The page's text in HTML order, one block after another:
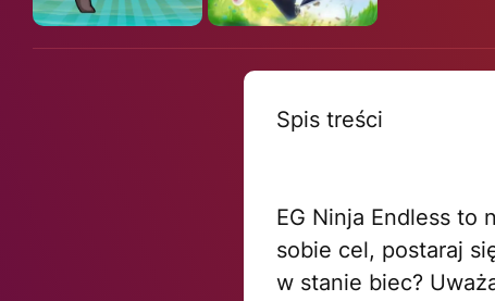
Spis treści
EG Ninja Endless to
sobie cel, postaraj
w stanie biec?